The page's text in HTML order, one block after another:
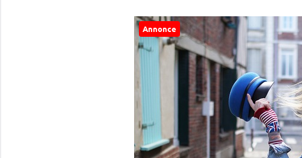
Annonce